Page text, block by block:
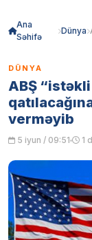
Ana
Səhifə
Dünya
DÜNYA
ABŞ
verməyib
5 iyun / 09:51 1